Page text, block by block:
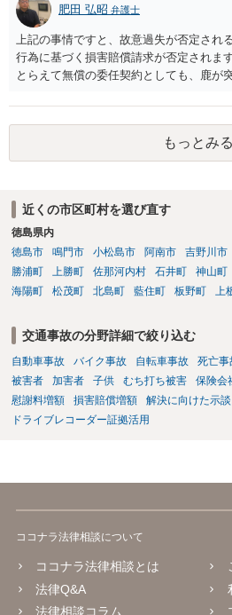
肥田 弘昭 弁護士
上記の事情ですと、故意過失が否定され
行為に基づく損害賠償請求が否定されま
とらえて無償の委任契約としても、鹿が
償請求も成立しない可能性があります。
定される可能性が高いです。ご参考にし
もっとみる
近くの市区町村を選び直す
徳島県内
徳島市
鳴門市 小松島市 阿南市 吉野川市
勝浦町
上勝町 佐那河内村 石井町 神山町
海陽町
松茂町 北島町 藍住町 板野町 上
交通事故の分野詳細で絞り込む
自動車事故 バイク事故 自転車事故 死亡事
被害者
加害者 子供 むち打ち被害 保険会
慰謝料増額
損害賠償増額 解決に向けた示談
ドライブレコーダー証拠活用
ココナラ法律相談について
ココナラ法律相談とは
法律Q&A
法律相談コラム